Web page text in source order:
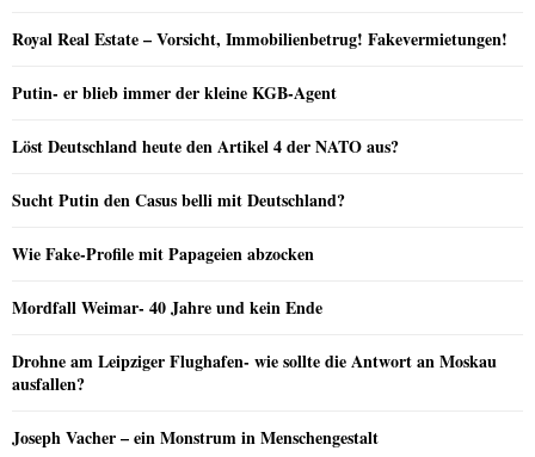
Royal Real Estate – Vorsicht, Immobilienbetrug! Fakevermietungen!
Putin- er blieb immer der kleine KGB-Agent
Löst Deutschland heute den Artikel 4 der NATO aus?
Sucht Putin den Casus belli mit Deutschland?
Wie Fake-Profile mit Papageien abzocken
Mordfall Weimar- 40 Jahre und kein Ende
Drohne am Leipziger Flughafen- wie sollte die Antwort an Moskau
ausfallen?
Joseph Vacher – ein Monstrum in Menschengestalt